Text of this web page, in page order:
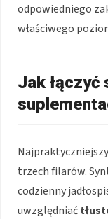
odpowiedniego
właściwego
Jak łączyć
trzech filarów.
codzienny
uwzględniać